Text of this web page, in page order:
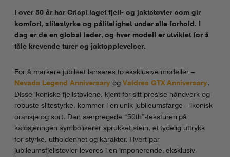
I over 50 år har Crispi laget fjell- og jaktstøvler som gir
komfort, slitestyrke og pålitelighet under alle forhold. I
dag er de en global leder, og hver modell er utviklet for å
tåle krevende turer og jaktopplevelser.
For å markere jubileet lanseres to eksklusive modeller –
Nevada Legend Anniversaryog Valdres GTX Anniversary.
Disse ikoniske fjellstøvlene, kjent for sitt presise håndverk og
robuste slitestyrke, kommer i en unik jubileumsfarge – ikonisk
oransje og sort. Den særpregede “50th”-teksturen på
kalosjeringen symboliserer sprukket stein, et tydelig uttrykk
for styrke, utholdenhet og karakter. Hvert par
jubileumsfjellstøvler leveres i en imponerende, eksklusiv